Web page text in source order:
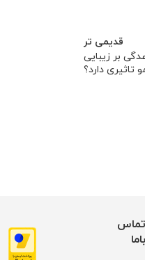
قدیمی تر
بر زیبایی
تاثیری دارد؟
تماس
باما